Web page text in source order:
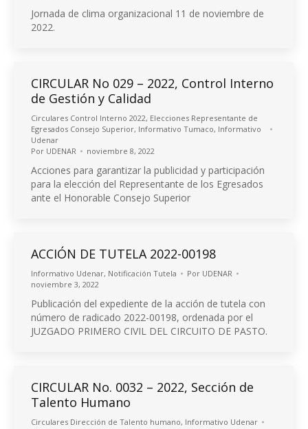
Jornada de clima organizacional 11 de noviembre de
2022.
CIRCULAR No 029 – 2022, Control Interno
de Gestión y Calidad
Circulares Control Interno 2022, Elecciones Representante de
Egresados Consejo Superior, Informativo Tumaco, Informativo
Udenar
Por UDENAR noviembre 8, 2022
Acciones para garantizar la publicidad y participación
para la elección del Representante de los Egresados
ante el Honorable Consejo Superior
ACCIÓN DE TUTELA 2022-00198
Informativo Udenar, Notificación Tutela Por UDENAR
noviembre 3, 2022
Publicación del expediente de la acción de tutela con
número de radicado 2022-00198, ordenada por el
JUZGADO PRIMERO CIVIL DEL CIRCUITO DE PASTO.
CIRCULAR No. 0032 – 2022, Sección de
Talento Humano
Circulares Dirección de Talento humano, Informativo Udenar